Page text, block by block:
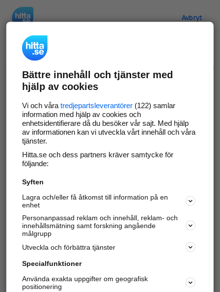
Avbryt
Verifiera ditt företag
Gör som 69 533företag
företagssida på hitta.se och syns bättre mot
kunder i ditt närområde. Helt kostnadsfritt.
Uppdatera din företagsinformation
Svara på och hantera dina omdömen
Har du redan verifierat ditt företag? Logga in
Varje vecka besöker du och4 miljoner
andra
härliga användare oss för att hitta rätt lokal
Bättre innehåll och tjänster med
hjälp av cookies
Vi och våra tredjepartsleverantörer(122) samlar
information med hjälp av cookies och
enhetsidentifierare då du besöker vår sajt. Med hjälp
av informationen kan vi utveckla vårt innehåll och våra
tjänster.
Hitta.se och dess partners kräver samtycke för
följande:
Syften
Lagra och/eller få åtkomst till information på en
enhet
Personanpassad reklam och innehåll, reklam- och
innehållsmätning samt forskning angående
målgrupp
Utveckla och förbättra tjänster
Specialfunktioner
Använda exakta uppgifter om geografisk
positionering